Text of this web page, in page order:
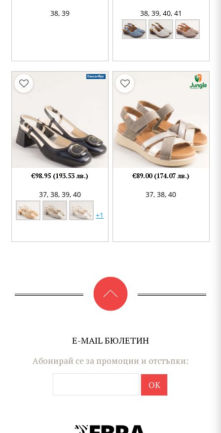
38, 39 38, 39, 40, 41
37, 38, 39, 40
+1
€98.95 (193.53 лв.)
37,38,40
€89.00 (174.07 лв.)
E-MAIL БЮЛЕТИН
Абонирай се за промоции и отстъпки: